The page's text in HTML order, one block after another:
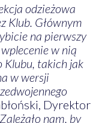
odzieżowa
Klub. Głównym
na pierwszy
w nią
Klubu, takich jak
w wersji
Dyrektor
nam, by